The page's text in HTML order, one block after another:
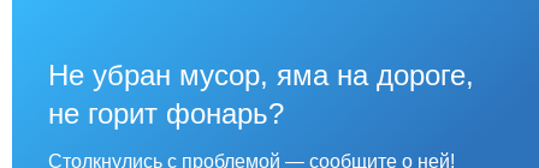
Не убран мусор, яма на дороге,
не горит фонарь?
Столкнулись с проблемой — сообщите о ней!